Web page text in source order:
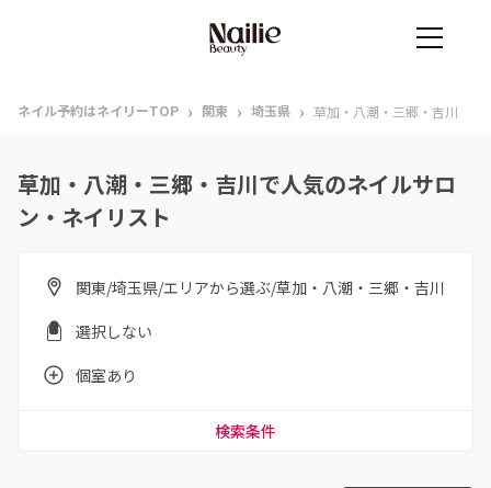
ネイル予約はネイリーTOP › 関東 › 埼玉県 › 草加・八潮・三郷・吉川
草加・八潮・三郷・吉川で人気のネイルサロ
ン・ネイリスト
関東/埼玉県/エリアから選ぶ/草加・八潮・三郷・吉川
選択しない
個室あり
検索条件